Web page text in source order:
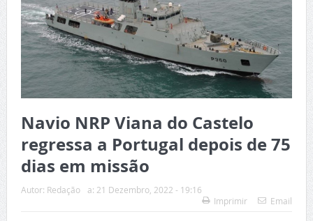
Navio NRP Viana do Castelo
regressa a Portugal depois de 75
dias em missão
Autor: Redação a: 21 Dezembro, 2022 - 19:16
Imprimir
Email